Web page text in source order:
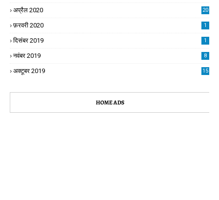
अप्रैल 2020 20
फ़रवरी 2020 1
दिसंबर 2019 1
नवंबर 2019 8
अक्टूबर 2019 15
HOME ADS